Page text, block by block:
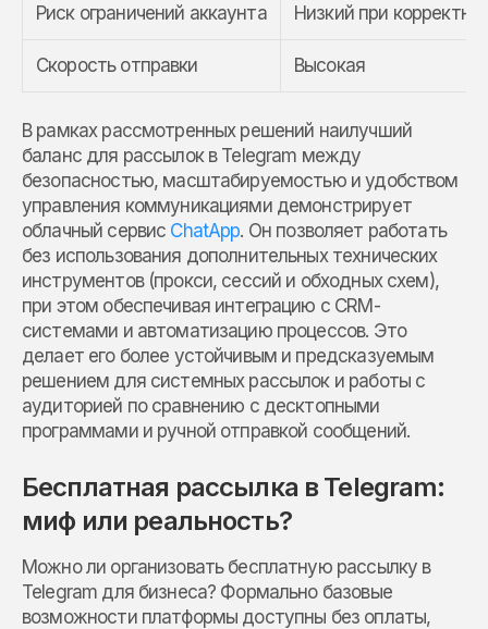
Риск ограничений аккаунта Низкий при
Скорость отправки Высокая
В рамках рассмотренных решений наилучший
баланс для рассылок в Telegram между
безопасностью, масштабируемостью и удобством
управления коммуникациями демонстрирует
облачный сервис ChatApp. Он позволяет работать
без использования дополнительных технических
инструментов (прокси, сессий и обходных схем),
при этом обеспечивая интеграцию с CRM-
системами и автоматизацию процессов. Это
делает его более устойчивым и предсказуемым
решением для системных рассылок и работы с
аудиторией по сравнению с десктопными
программами и ручной отправкой сообщений.
Бесплатная рассылка в Telegram:
миф или реальность?
Можно ли организовать бесплатную рассылку в
Telegram для бизнеса? Формально базовые
возможности платформы доступны без оплаты,